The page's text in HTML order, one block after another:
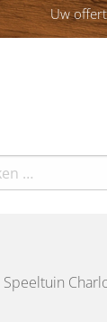
Uw
Speeltuin